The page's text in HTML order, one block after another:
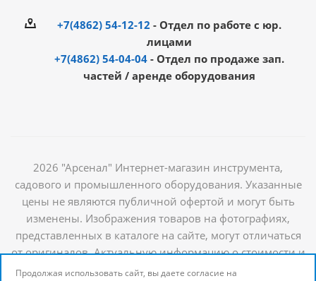
+7(4862) 54-12-12 - Отдел по работе с юр.
лицами
+7(4862) 54-04-04 - Отдел по продаже зап.
частей / аренде оборудования
2026 "Арсенал" Интернет-магазин инструмента,
садового и промышленного оборудования. Указанные
цены не являются публичной офертой и могут быть
изменены. Изображения товаров на фотографиях,
представленных в каталоге на сайте, могут отличаться
от оригиналов. Актуальную информацию о стоимости и
наличии товаров можно получить у наших
Продолжая использовать сайт, вы даете согласие на